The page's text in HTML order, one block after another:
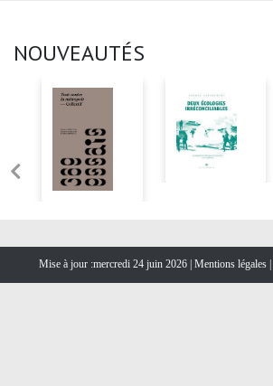
NOUVEAUTÉS
Mise à jour :mercredi 24 juin 2026 | Mentions légales